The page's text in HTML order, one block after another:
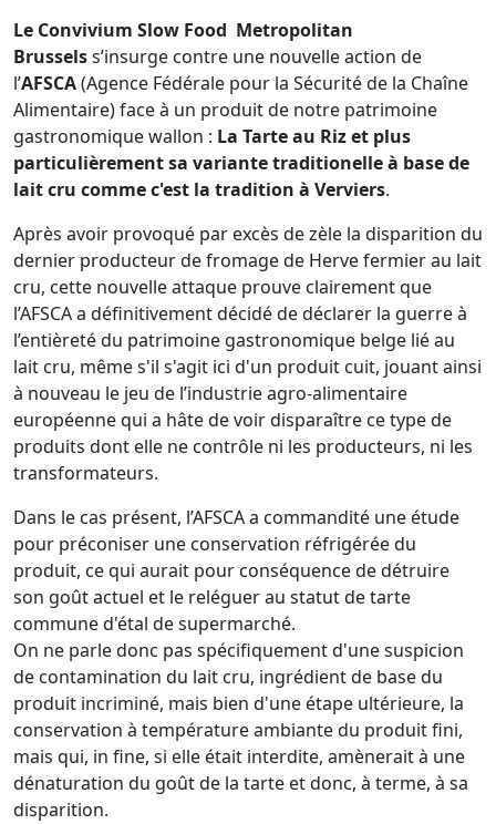
Le Convivium Slow Food Metropolitan
Brusselss’insurge contre une nouvelle action de
l’AFSCA(Agence Fédérale pour la Sécurité de la Chaîne
Alimentaire) face à un produit de notre patrimoine
gastronomique wallon : La Tarte au Riz et plus
particulièrement sa variante traditionelle à base de
lait cru comme c'est la tradition à Verviers.
Après avoir provoqué par excès de zèle la disparition du
dernier producteur de fromage de Herve fermier au lait
cru, cette nouvelle attaque prouve clairement que
l’AFSCA a définitivement décidé de déclarer la guerre à
l’entièreté du patrimoine gastronomique belge lié au
lait cru, même s'il s'agit ici d'un produit cuit, jouant ainsi
à nouveau le jeu de l’industrie agro-alimentaire
européenne qui a hâte de voir disparaître ce type de
produits dont elle ne contrôle ni les producteurs, ni les
transformateurs.
Dans le cas présent, l’AFSCA a commandité une étude
pour préconiser une conservation réfrigérée du
produit, ce qui aurait pour conséquence de détruire
son goût actuel et le reléguer au statut de tarte
commune d'étal de supermarché.
On ne parle donc pas spécifiquement d'une suspicion
de contamination du lait cru, ingrédient de base du
produit incriminé, mais bien d'une étape ultérieure, la
conservation à température ambiante du produit fini,
mais qui, in fine, si elle était interdite, amènerait à une
dénaturation du goût de la tarte et donc, à terme, à sa
disparition.